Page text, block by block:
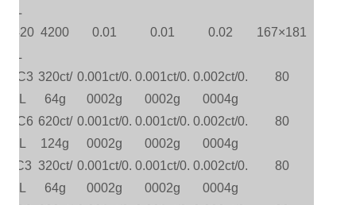
2L
2L
4200 0.01 0.01 0.02 167×181
23L
320ct/
64g
0.001ct/0.
0002g
0.001ct/0.
0002g
0.002ct/0.
0004g
80
23L
620ct/
124g
0.001ct/0.
0002g
0.001ct/0.
0002g
0.002ct/0.
0004g
80
23L
320ct/
64g
0.001ct/0.
0002g
0.001ct/0.
0002g
0.002ct/0.
0004g
80